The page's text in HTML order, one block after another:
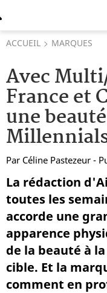
ACCUEIL MARQUES
Avec
France et
une
Par Céline Pastezeur -
La rédaction
toutes les
accorde une
apparence
de la beauté à
cible. Et la
comment en